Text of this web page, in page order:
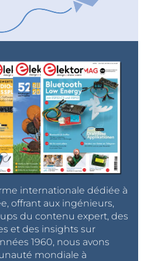
internationale dédiée à
offrant aux ingénieurs,
du contenu expert, des
et des insights sur
1960, nous avons
mondiale à